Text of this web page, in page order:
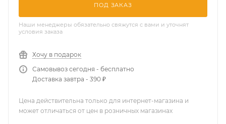
ПОД ЗАКАЗ
Наши менеджеры обязательно свяжутся с вами и уточнят
условия заказа
Хочу в подарок
Самовывоз сегодня - бесплатно
Доставка завтра - 390 ₽
Цена действительна только для интернет-магазина и
может отличаться от цен в розничных магазинах